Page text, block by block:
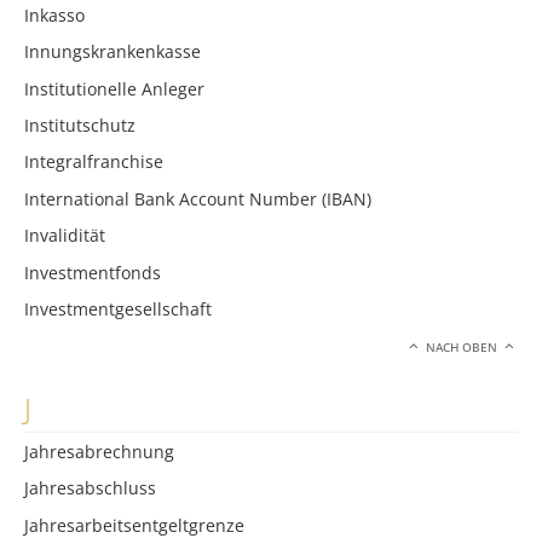
Inkasso
Innungskrankenkasse
Institutionelle Anleger
Institutschutz
Integralfranchise
International Bank Account Number (IBAN)
Invalidität
Investmentfonds
Investmentgesellschaft
NACH OBEN
J
Jahresabrechnung
Jahresabschluss
Jahresarbeitsentgeltgrenze